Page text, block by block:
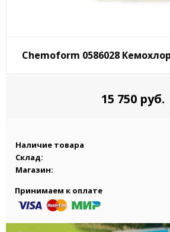
Chemoform 0586028
15 750 руб.
Наличие товара
Склад:
Магазин:
Принимаем к оплате